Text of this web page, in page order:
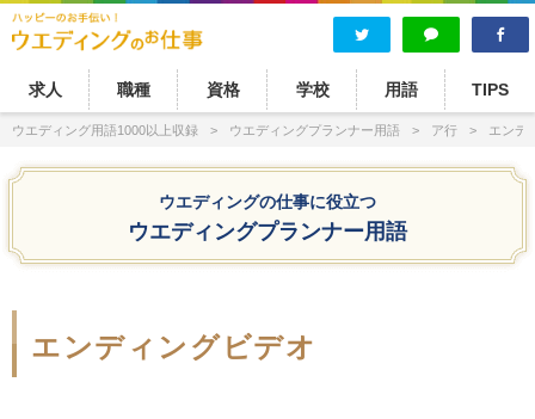
求人 職種 資格 学校 用語 TIPS
ウエディング用語1000以上収録 ウエディングプランナー用語 ア行 エンデ
ウエディングの仕事に役立つ
ウエディングプランナー用語
エンディングビデオ